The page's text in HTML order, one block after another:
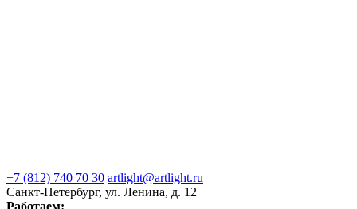
+7 (812) 740 70 30 artlight@artlight.ru
Санкт-Петербург, ул. Ленина, д. 12